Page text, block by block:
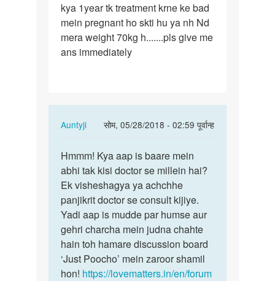
27ki
hi
abhi…
kya 1year tk treatment krne ke bad
mein pregnant ho skti hu ya nh Nd
mera weight 70kg h.......pls give me
ans immediately
Auntyji
सोम, 05/28/2018 - 02:59 पूर्वान्ह
In
to
Hello
mam
mein
27ki
hi
abhi…
by
Heena
Hmmm!
Kya
aap
is
baare
mein…
Hmmm! Kya aap is baare mein
abhi tak kisi doctor se millein hai?
Ek visheshagya ya achchhe
panjikrit doctor se consult kijiye.
Yadi aap is mudde par humse aur
gehri charcha mein judna chahte
hain toh hamare discussion board
‘Just Poocho’ mein zaroor shamil
hon! https://lovematters.in/en/forum